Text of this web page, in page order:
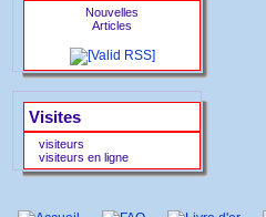
Nouvelles
Articles
Visites
visiteurs
visiteurs en ligne